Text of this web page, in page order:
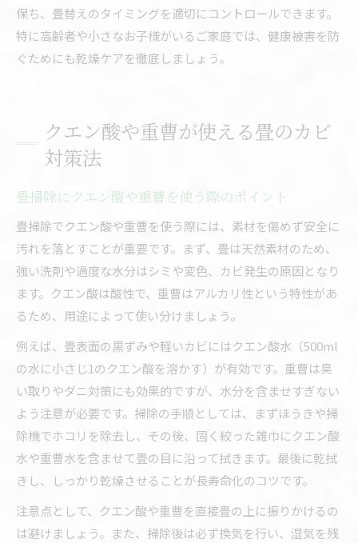
保ち、畳替えのタイミングを適切にコントロールできます。
特に高齢者や小さなお子様がいるご家庭では、健康被害を防
ぐためにも乾燥ケアを徹底しましょう。
クエン酸や重曹が使える畳のカビ
対策法
畳掃除にクエン酸や重曹を使う際のポイント
畳掃除でクエン酸や重曹を使う際には、素材を傷めず安全に
汚れを落とすことが重要です。まず、畳は天然素材のため、
強い洗剤や過度な水分はシミや変色、カビ発生の原因となり
ます。クエン酸は酸性で、重曹はアルカリ性という特性があ
るため、用途によって使い分けましょう。
例えば、畳表面の黒ずみや軽いカビにはクエン酸水（500ml
の水に小さじ1のクエン酸を溶かす）が有効です。重曹は臭
い取りやダニ対策にも効果的ですが、水分を含ませすぎない
よう注意が必要です。掃除の手順としては、まずほうきや掃
除機でホコリを除去し、その後、固く絞った雑巾にクエン酸
水や重曹水を含ませて畳の目に沿って拭きます。最後に乾拭
きし、しっかり乾燥させることが長寿命化のコツです。
注意点として、クエン酸や重曹を直接畳の上に振りかけるの
は避けましょう。また、掃除後は必ず換気を行い、湿気を残